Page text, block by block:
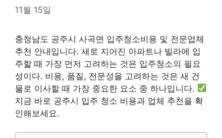
11월 15일
충청남도 공주시 사곡면 입주청소비용 및 전문업체
추천 안내입니다. 새로 지어진 아파트나 빌라에 입
주할 때 가장 먼저 고려하는 것은 입주청소의 필요
성이다. 비용, 품질, 전문성을 고려하는 것은 새 건
물로 이사할 때 가장 중요한 요소 중 하나입니다.
지금 바로 공주시 입주 청소 비용과 업체 추천을 확
인해보세요.